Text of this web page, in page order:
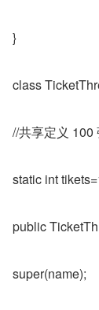
}
class
//共享定义 100
static int
public
super(name);